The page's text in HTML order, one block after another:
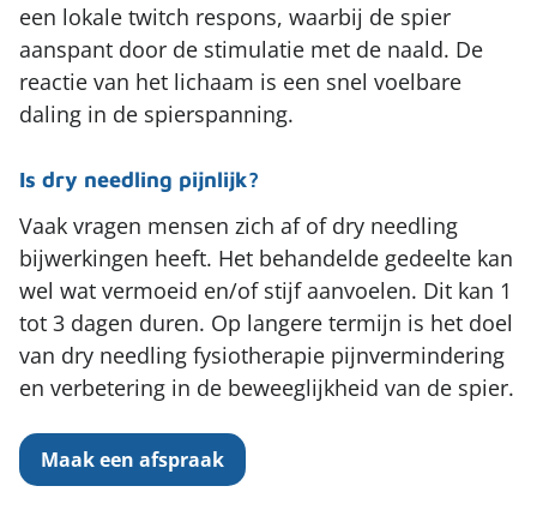
een lokale twitch respons, waarbij de spier
aanspant door de stimulatie met de naald. De
reactie van het lichaam is een snel voelbare
daling in de spierspanning.
Is dry needling pijnlijk?
Vaak vragen mensen zich af of dry needling
bijwerkingen heeft. Het behandelde gedeelte kan
wel wat vermoeid en/of stijf aanvoelen. Dit kan 1
tot 3 dagen duren. Op langere termijn is het doel
van dry needling fysiotherapie pijnvermindering
en verbetering in de beweeglijkheid van de spier.
Maak een afspraak